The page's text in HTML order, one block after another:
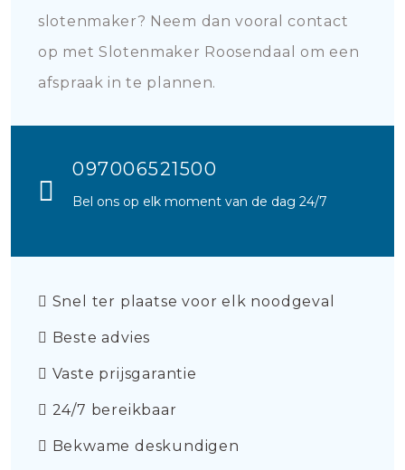
slotenmaker? Neem dan vooral contact
op met Slotenmaker Roosendaal om een
afspraak in te plannen.
097006521500
Bel ons op elk moment van de dag 24/7
Snel ter plaatse voor elk noodgeval
Beste advies
Vaste prijsgarantie
24/7 bereikbaar
Bekwame deskundigen